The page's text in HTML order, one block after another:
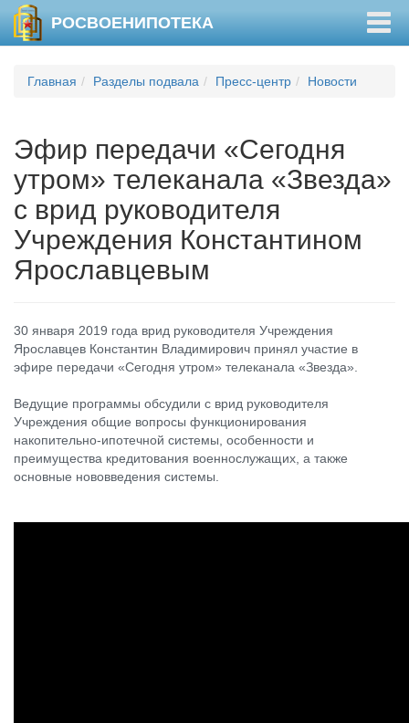
РОСВОЕНИПОТЕКА
Главная Разделы подвала Пресс-центр Новости
Эфир передачи «Сегодня
утром» телеканала «Звезда»
с врид руководителя
Учреждения Константином
Ярославцевым
30 января 2019 года врид руководителя Учреждения
Ярославцев Константин Владимирович принял участие в
эфире передачи «Сегодня утром» телеканала «Звезда».
Ведущие программы обсудили с врид руководителя
Учреждения общие вопросы функционирования
накопительно-ипотечной системы, особенности и
преимущества кредитования военнослужащих, а также
основные нововведения системы.